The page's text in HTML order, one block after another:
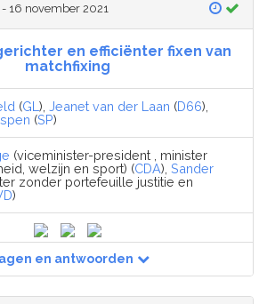
16 november 2021
en efficiënter fixen van
matchfixing
(GL ), Jeanet van der Laan (D66),
(SP)
(viceminister-president , minister
welzijn en sport) (CDA), Sander
zonder portefeuille justitie en
)
en antwoorden